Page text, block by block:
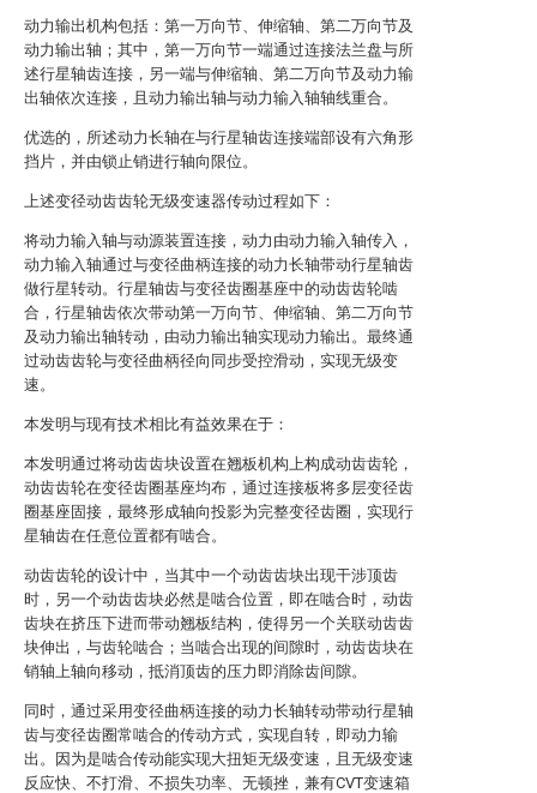
动力输出机构包括：第一万向节、伸缩轴、第二万向节及
动力输出轴；其中，第一万向节一端通过连接法兰盘与所
述行星轴齿连接，另一端与伸缩轴、第二万向节及动力输
出轴依次连接，且动力输出轴与动力输入轴轴线重合。
优选的，所述动力长轴在与行星轴齿连接端部设有六角形
挡片，并由锁止销进行轴向限位。
上述变径动齿齿轮无级变速器传动过程如下：
将动力输入轴与动源装置连接，动力由动力输入轴传入，
动力输入轴通过与变径曲柄连接的动力长轴带动行星轴齿
做行星转动。行星轴齿与变径齿圈基座中的动齿齿轮啮
合，行星轴齿依次带动第一万向节、伸缩轴、第二万向节
及动力输出轴转动，由动力输出轴实现动力输出。最终通
过动齿齿轮与变径曲柄径向同步受控滑动，实现无级变
速。
本发明与现有技术相比有益效果在于：
本发明通过将动齿齿块设置在翘板机构上构成动齿齿轮，
动齿齿轮在变径齿圈基座均布，通过连接板将多层变径齿
圈基座固接，最终形成轴向投影为完整变径齿圈，实现行
星轴齿在任意位置都有啮合。
动齿齿轮的设计中，当其中一个动齿齿块出现干涉顶齿
时，另一个动齿齿块必然是啮合位置，即在啮合时，动齿
齿块在挤压下进而带动翘板结构，使得另一个关联动齿齿
块伸出，与齿轮啮合；当啮合出现的间隙时，动齿齿块在
销轴上轴向移动，抵消顶齿的压力即消除齿间隙。
同时，通过采用变径曲柄连接的动力长轴转动带动行星轴
齿与变径齿圈常啮合的传动方式，实现自转，即动力输
出。因为是啮合传动能实现大扭矩无级变速，且无级变速
反应快、不打滑、不损失功率、无顿挫，兼有CVT变速箱